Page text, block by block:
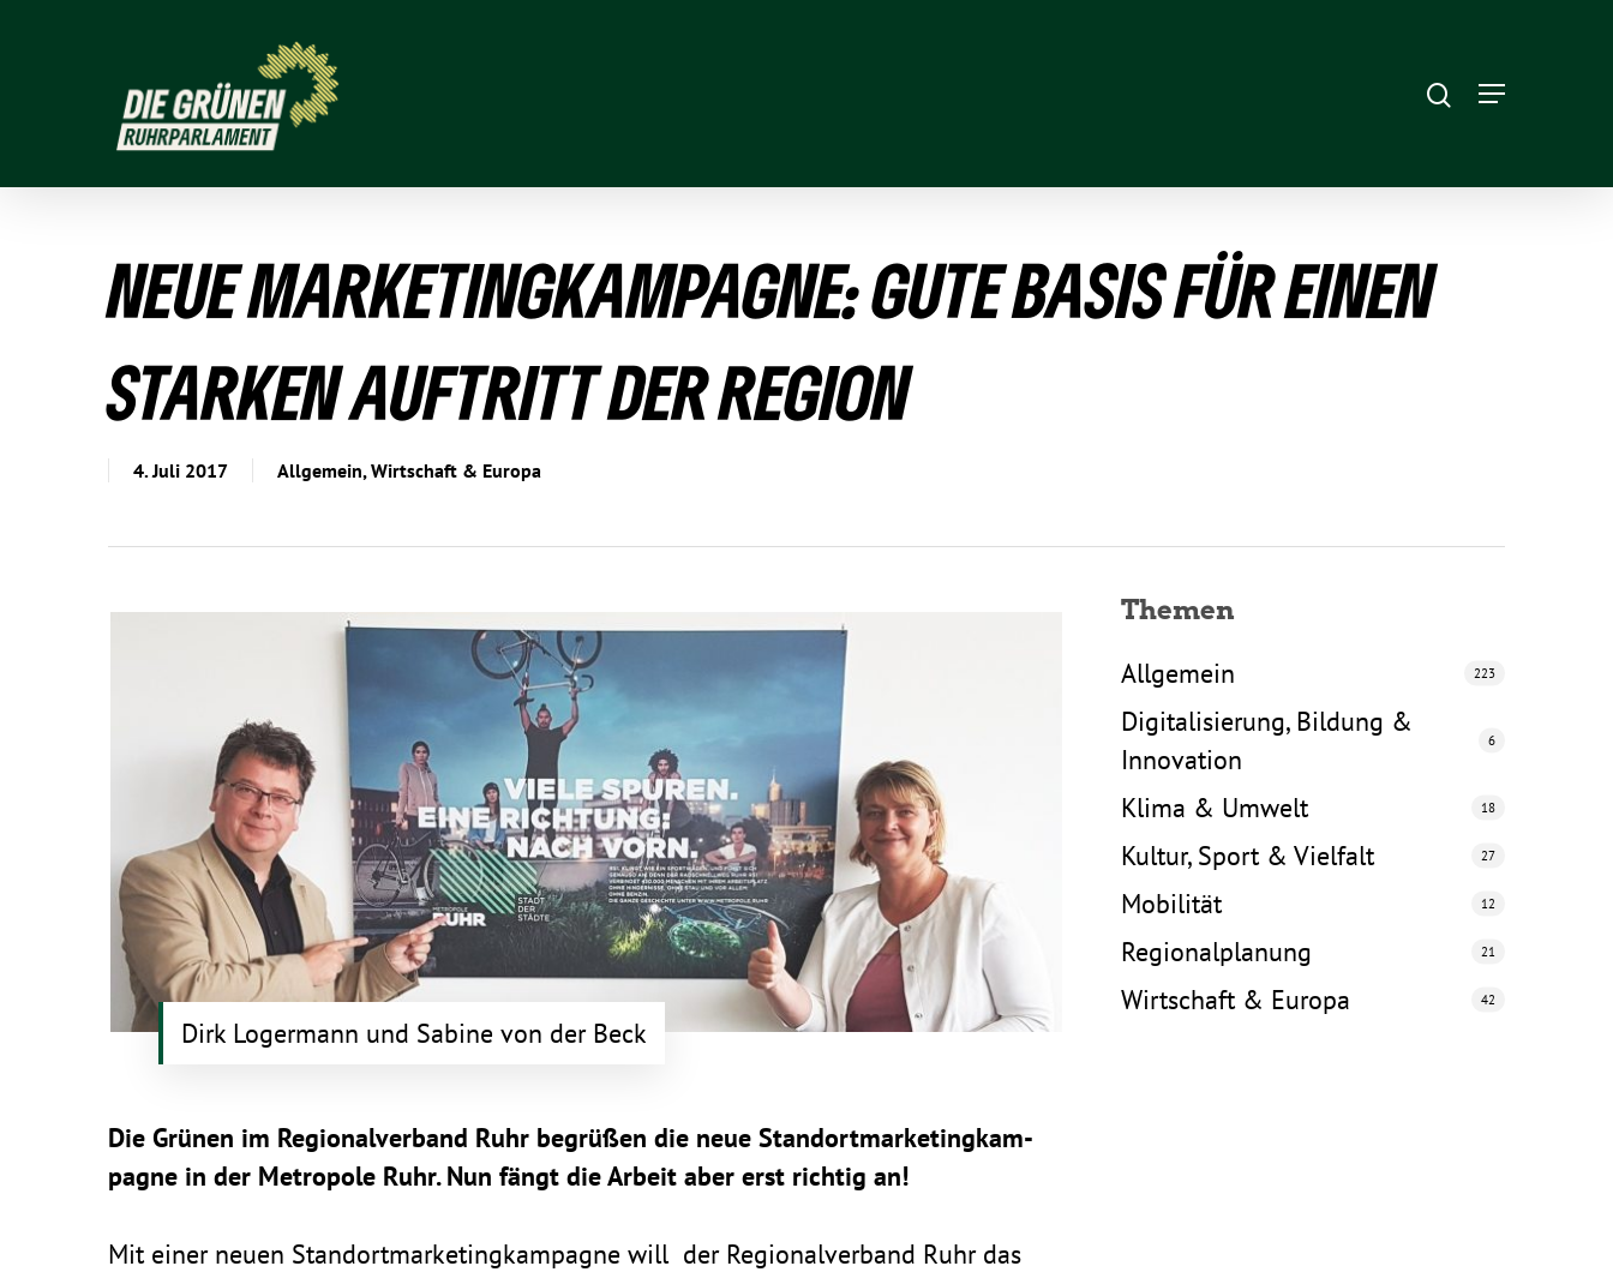
Hit enter to search or ESC to close
NEUE MARKE­TING­KAM­PAGNE: GUTE BASIS FÜR EINEN
STARKEN AUFTRITT DER REGION
4. Juli 2017 Allgemein,Wirtschaft & Europa
Dirk Loger­mann und Sabine von der Beck
Die Grünen im Regio­nal­ver­band Ruhr begrüßen die neue Stand­ort­mar­ke­ting­kam­
pagne in der Metro­pole Ruhr. Nun fängt die Arbeit aber erst richtig an!
Mit einer neuen Stand­ort­mar­ke­ting­kam­pagne will der Regio­nal­ver­band Ruhr das
Themen
Allgemein 223
Digitalisierung, Bildung &
Innovation
6
Klima & Umwelt 18
Kultur, Sport & Vielfalt 27
Mobilität 12
Regionalplanung 21
Wirtschaft & Europa 42